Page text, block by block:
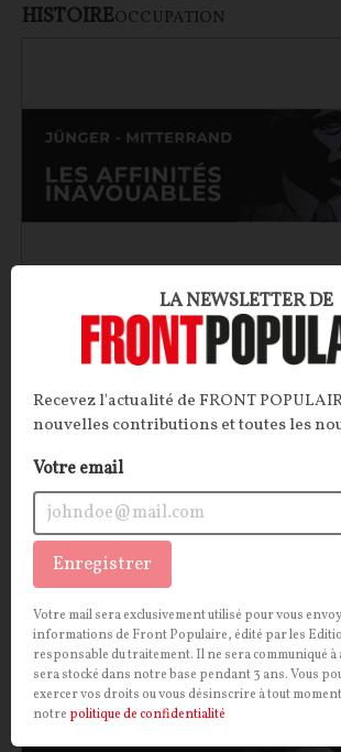
HISTOIREOCCUPATION
Les affinités inavouables :
Un chef d’État français socialiste
avec un écrivain nationaliste
officier de la Wehrmacht en poste à
durant l’Occupation ? Il semblerait
Troublante fascination que celle de
Mitterrand pour Ernst Jünger…
CULTUREISLAM
LA NEWSLETTER DE
Recevez l'actualité de FRONT
nouvelles contributions et toutes les
Votre email
Enregistrer
Votre mail sera exclusivement utilisé pour vous
informations de Front Populaire, édité par les
responsable du traitement. Il ne sera communiqué à
sera stocké dans notre base pendant 3 ans. Vous
exercer vos droits ou vous désinscrire à tout
notre politique de confidentialité